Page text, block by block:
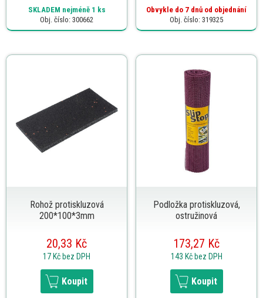
SKLADEM nejméně 1 ks
Obj. číslo: 300662
Obvykle do 7 dnů od objednání
Obj. číslo: 319325
Rohož protiskluzová
200*100*3mm
20,33 Kč
17 Kč bez DPH
Koupit
Podložka protiskluzová,
ostružinová
173,27 Kč
143 Kč bez DPH
Koupit